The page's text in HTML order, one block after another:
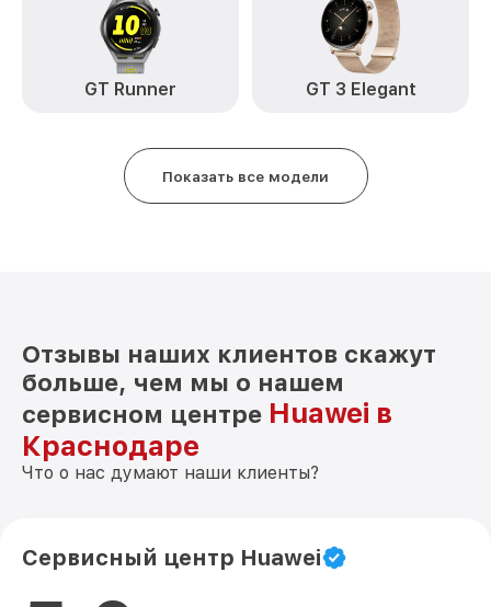
GT Runner GT 3 Elegant
Показать все модели
Отзывы наших клиентов скажут
больше, чем мы о нашем
сервисном центре Huawei в
Краснодаре
Что о нас думают наши клиенты?
Сервисный центр Huawei